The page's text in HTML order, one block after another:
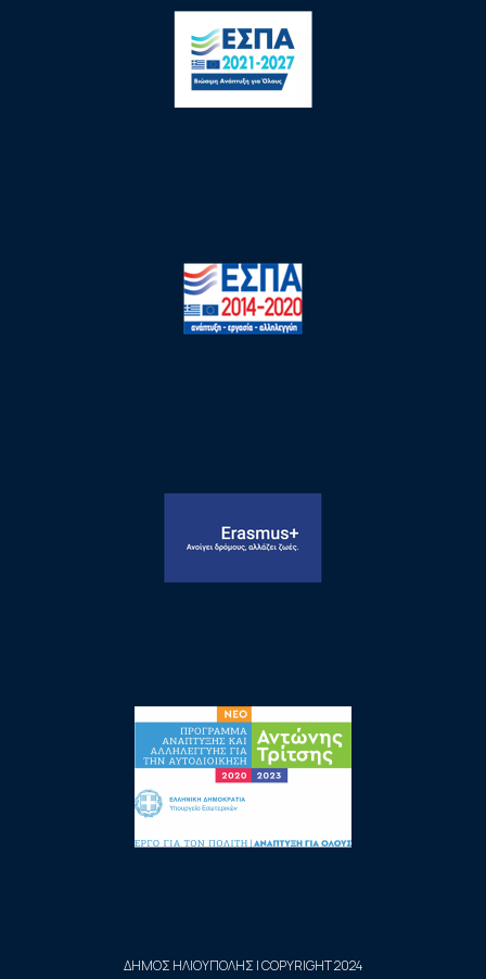
ΔΗΜΟΣ ΗΛΙΟΥΠΟΛΗΣ | COPYRIGHT 2024